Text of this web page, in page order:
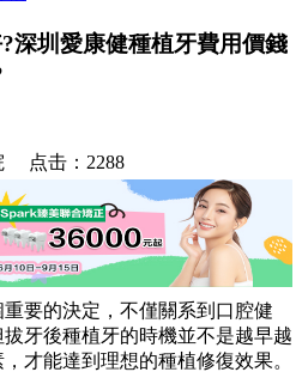
深圳愛康健種植牙費用價錢
点击：2288
的決定，不僅關系到口腔健
牙後種植牙的時機並不是越早越
才能達到理想的種植修復效果。